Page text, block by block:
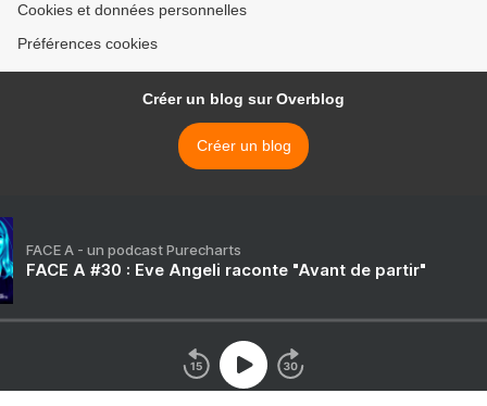
Cookies et données personnelles
Préférences cookies
Créer un blog sur Overblog
Créer un blog
FACE A - un podcast Purecharts
FACE A #30 : Eve Angeli raconte "Avant de partir"